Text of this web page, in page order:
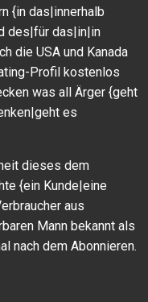
{in das|innerhalb
des|für das|in|in
die USA und Kanada
Profil kostenlos
was all Ärger {geht
es
dieses dem
{ein Kunde|eine
aus
Mann bekannt als
nach dem Abonnieren.